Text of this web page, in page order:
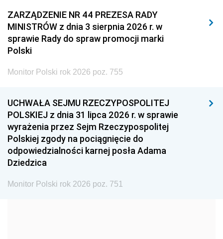
2011 2010 2009
2008 2007 2006
2005
1996 1995 1994
1993 1992 1991
1990 1989
1987 1986 1985
ZARZĄDZENIE NR 44 PREZESA RADY
MINISTRÓW z dnia 3 sierpnia 2026 r. w
sprawie Rady do spraw promocji marki
Polski
Monitor Polski rok 2026 poz. 755
UCHWAŁA SEJMU RZECZYPOSPOLITEJ
POLSKIEJ z dnia 31 lipca 2026 r. w sprawie
wyrażenia przez Sejm Rzeczypospolitej
Polskiej zgody na pociągnięcie do
odpowiedzialności karnej posła Adama
Dziedzica
Monitor Polski rok 2026 poz. 751